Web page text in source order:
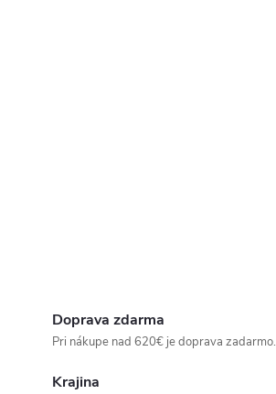
Doprava zdarma
Pri nákupe nad 620€ je doprava zadarmo.
Krajina